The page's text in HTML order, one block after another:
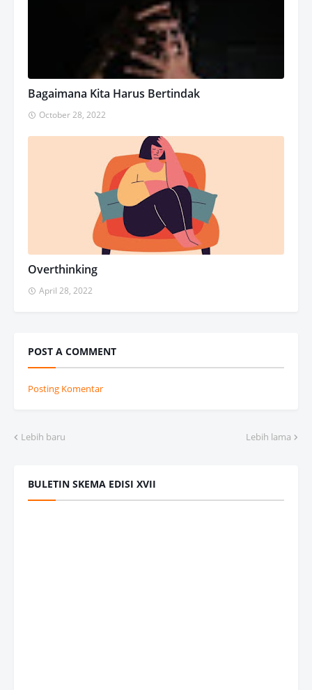
Bagaimana Kita Harus Bertindak
October 28, 2022
Overthinking
April 28, 2022
POST A COMMENT
Posting Komentar
Lebih baru Lebih lama
BULETIN SKEMA EDISI XVII